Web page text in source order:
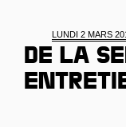
LUNDI 2 MARS
De la